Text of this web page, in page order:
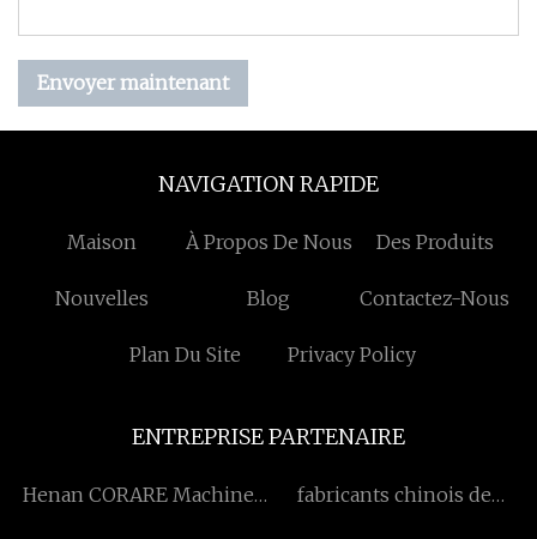
Envoyer maintenant
NAVIGATION RAPIDE
Maison À Propos De Nous Des Produits
Nouvelles Blog Contactez-Nous
Plan Du Site Privacy Policy
ENTREPRISE PARTENAIRE
Henan CORARE Machines
fabricants chinois de